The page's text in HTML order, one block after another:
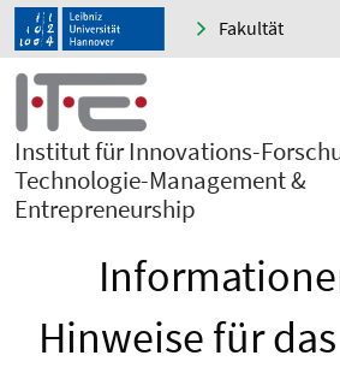
Fakultät
Institut für Innovations-
Technologie-Management &
Entrepreneurship
Hinweise für